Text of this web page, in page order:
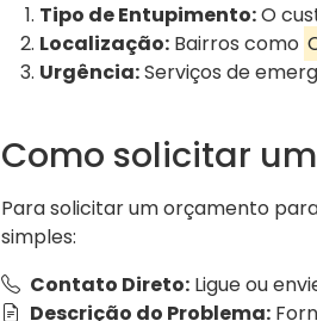
Tipo de Entupimento:O
Localização:Bairros como
Urgência:Serviços de
Como solicitar
Para solicitar um orçamento
simples:
Contato Direto:Ligue ou
Descrição do Problema: